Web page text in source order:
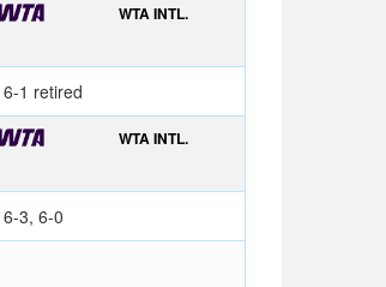
WTA INTL.
6-1 retired
WTA INTL.
6-3, 6-0